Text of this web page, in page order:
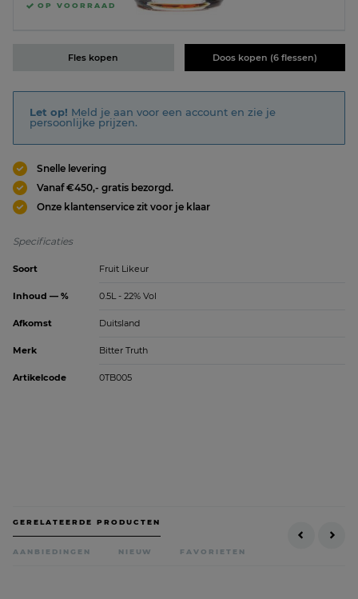
OP VOORRAAD
Fles kopen Doos kopen (6 flessen)
Let op! Meld je aan voor een account en zie je
persoonlijke prijzen.
Snelle levering
Vanaf €450,- gratis bezorgd.
Onze klantenservice zit voor je klaar
Specificaties
Soort Fruit Likeur
Inhoud — % 0.5L - 22% Vol
Afkomst Duitsland
Merk Bitter Truth
Artikelcode 0TB005
GERELATEERDE PRODUCTEN
AANBIEDINGEN NIEUW FAVORIETEN